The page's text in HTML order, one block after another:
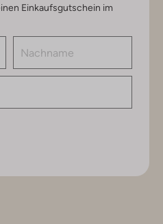
Einkaufsgutschein im